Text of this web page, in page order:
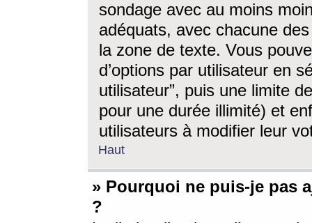
sondage avec au moins
adéquats, avec chacune
la zone de texte. Vous
d’options par utilisateur en
utilisateur”, puis une limite
pour une durée illimité) et
utilisateurs à modifier leur
Haut
» Pourquoi ne puis-je pas
?